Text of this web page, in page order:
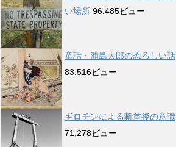
い場所 96,485ビュー
童話・浦島太郎の恐ろしい話
83,516ビュー
ギロチンによる斬首後の意識
71,278ビュー